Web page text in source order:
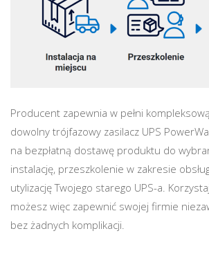
Producent zapewnia w pełni
dowolny trójfazowy zasilacz UPS
na bezpłatną dostawę produktu do
instalację, przeszkolenie w zakresie
utylizację Twojego starego UPS-a.
możesz więc zapewnić swojej firmie
bez żadnych komplikacji.